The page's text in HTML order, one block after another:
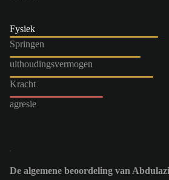
Fysiek
Springen
uithoudingsvermogen
Kracht
agresie
De algemene beoordeling van